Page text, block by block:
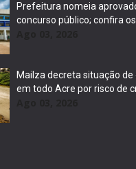
Prefeitura nomeia
concurso público; confira
Mailza decreta situação
em todo Acre por risco de